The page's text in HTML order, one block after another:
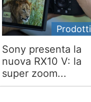
Prodotti
Sony presenta la
nuova RX10 V: la
super zoom...